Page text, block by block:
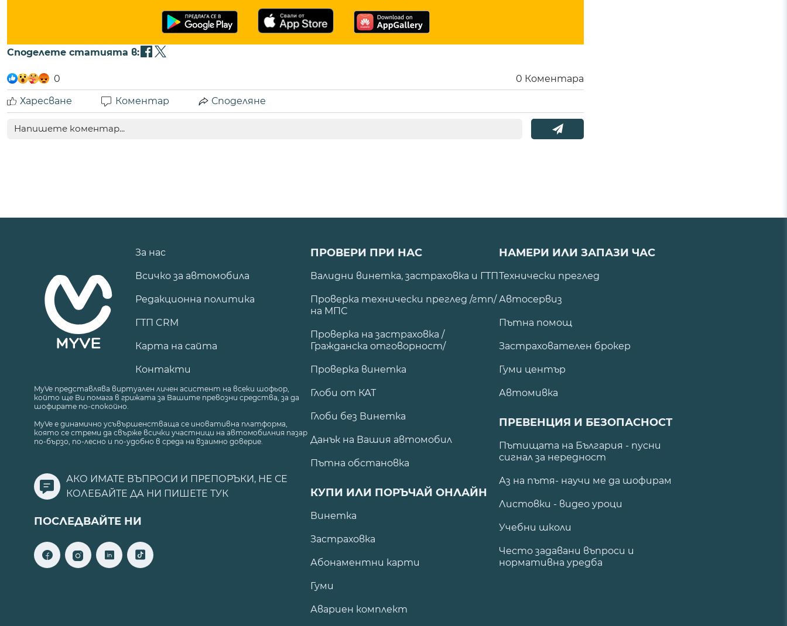
Споделете статията в:
0 0 Коментара
Харесване
Коментар Споделяне
За нас
Всичко за автомобила
Редакционна политика
ГТП CRM
Карта на сайта
Контакти
MyVe представлява виртуален личен асистент на всеки шофьор,
който ще Ви помага в грижата за Вашите превозни средства, за да
шофирате по-спокойно.
MyVe е динамично усъвършенстваща се иновативна платформа,
която се стреми да свърже всички участници на автомобилния пазар
по-бързо, по-лесно и по-удобно в среда на взаимно доверие.
АКО ИМАТЕ ВЪПРОСИ И ПРЕПОРЪКИ, НЕ СЕ
КОЛЕБАЙТЕ ДА НИ ПИШЕТЕ ТУК
ПОСЛЕДВАЙТЕ НИ
ПРОВЕРИ ПРИ НАС
Валидни винетка, застраховка и ГТП
Проверка технически преглед /гтп/
на МПС
Проверка на застраховка /
Гражданска отговорност/
Проверка винетка
Глоби от КАТ
Глоби без Винетка
Данък на Вашия автомобил
Пътна обстановка
КУПИ ИЛИ ПОРЪЧАЙ ОНЛАЙН
Винетка
Застраховка
Абонаментни карти
Гуми
Авариен комплект
НАМЕРИ ИЛИ ЗАПАЗИ ЧАС
Технически преглед
Автосервиз
Пътна помощ
Застрахователен брокер
Гуми център
Автомивка
ПРЕВЕНЦИЯ И БЕЗОПАСНОСТ
Пътищата на България - пусни
сигнал за нередност
Аз на пътя- научи ме да шофирам
Листовки - видео уроци
Учебни школи
Често задавани въпроси и
нормативна уредба